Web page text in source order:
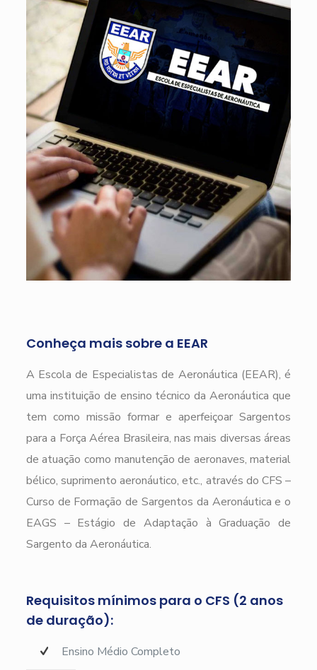
Conheça mais sobre a EEAR
A Escola de Especialistas de Aeronáutica (EEAR), é
uma instituição de ensino técnico da Aeronáutica que
tem como missão formar e aperfeiçoar Sargentos
para a Força Aérea Brasileira, nas mais diversas áreas
de atuação como manutenção de aeronaves, material
bélico, suprimento aeronáutico, etc., através do CFS –
Curso de Formação de Sargentos da Aeronáutica e o
EAGS – Estágio de Adaptação à Graduação de
Sargento da Aeronáutica.
Requisitos mínimos para o CFS (2 anos
de duração):
Ensino Médio Completo